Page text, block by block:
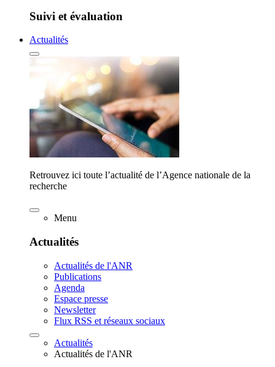
Suivi et évaluation
Actualités
Retrouvez ici toute l’actualité de l’Agence nationale de la
recherche
Menu
Actualités
Actualités de l'ANR
Publications
Agenda
Espace presse
Newsletter
Flux RSS et réseaux sociaux
Actualités
Actualités de l'ANR